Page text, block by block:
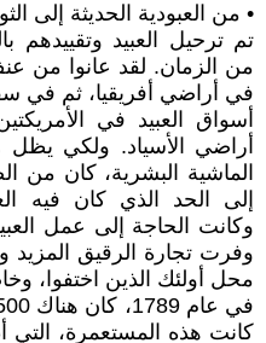
• من العبودية الحديثة إلى
تم ترحيل العبيد وتقييدهم
من الزمان. لقد عانوا من
في أراضي أفريقيا، ثم في
أسواق العبيد في
أراضي الأسياد. ولكي
الماشية البشرية، كان من
إلى الحد الذي كان فيه
وكانت الحاجة إلى عمل
وفرت تجارة الرقيق المزيد
محل أولئك الذين اختفوا،
كانت هذه المستعمرة، التي